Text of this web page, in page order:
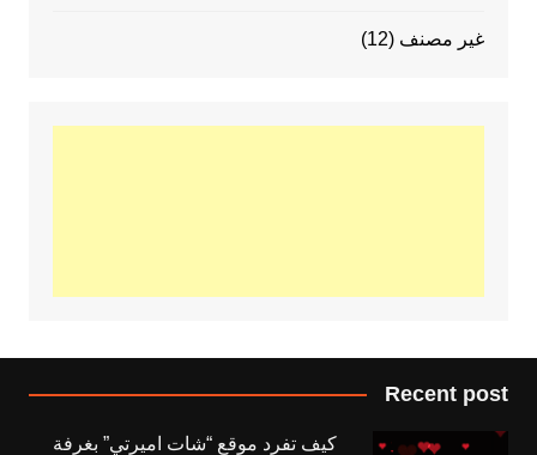
غير مصنف (12)
Recent post
كيف تفرد موقع “شات اميرتي” بغرفة